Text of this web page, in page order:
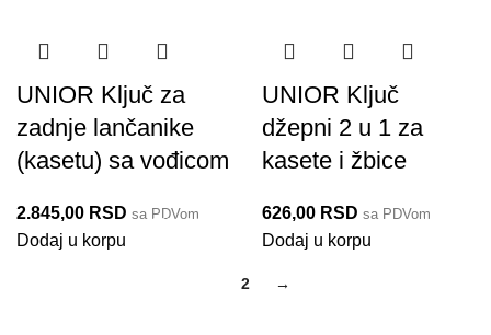
UNIOR Ključ za
zadnje lančanike
(kasetu) sa vođicom
2.845,00 RSD sa PDVom
Dodaj u korpu
1670.8/2BI
UNIOR Ključ
džepni 2 u 1 za
kasete i žbice
626,00 RSD sa PDVom
Dodaj u korpu
1669/4
2 →